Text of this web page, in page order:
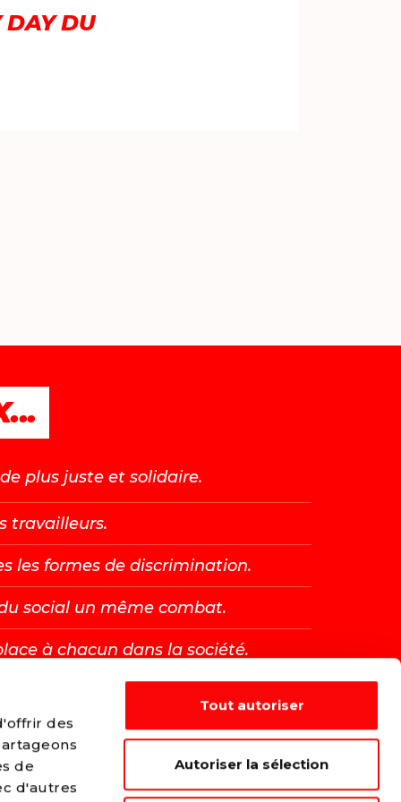
des
de
d'autres
Tout autoriser
Autoriser la sélection
DAY DU
plus juste et solidaire.
travailleurs.
les formes de discrimination.
social un même combat.
à chacun dans la société.
→